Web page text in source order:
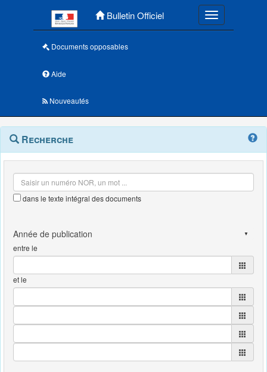
Bulletin Officiel Toggle
Documents opposables
Aide
Nouveautés
Navigation
outils
Menu
contextuel
Recherche
dans le texte intégral des documents
entre le
et le